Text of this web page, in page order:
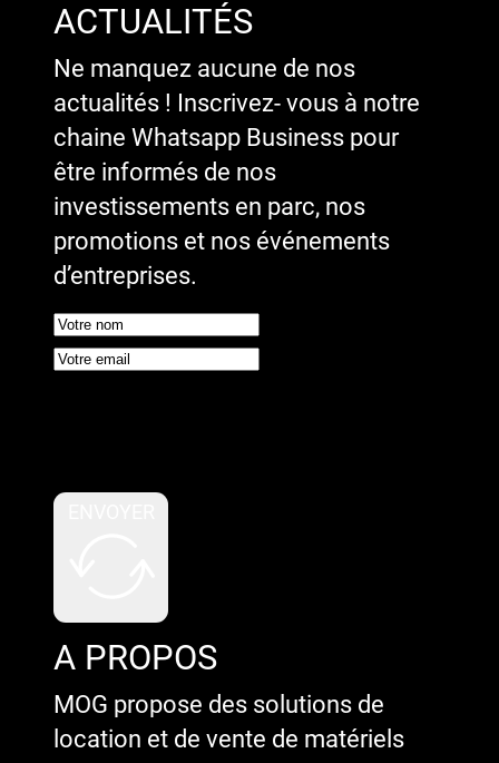
ACTUALITÉS
Ne manquez aucune de nos
actualités ! Inscrivez- vous à notre
chaine Whatsapp Business pour
être informés de nos
investissements en parc, nos
promotions et nos événements
d’entreprises.
A PROPOS
MOG propose des solutions de
location et de vente de matériels